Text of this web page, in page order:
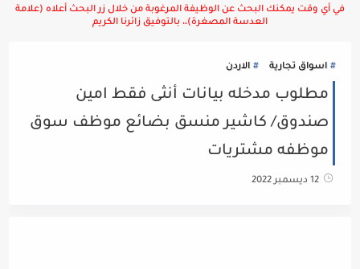
في أي وقت يمكنك البحث عن الوظيفة المرغوبة من خلال زر البحث أعلاه (علامة
العدسة المصغرة)،، بالتوفيق زائرنا الكريم
اسواق تجارية الاردن
مطلوب مدخله بيانات أنثى فقط امين
صندوق/ كاشير منسق بضائع موظف سوق
موظفه مشتريات
12 ديسمبر 2022